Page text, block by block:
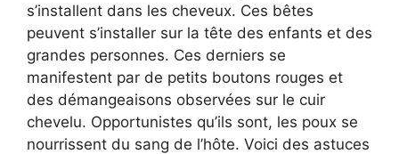
s’installent dans les cheveux. Ces bêtes
peuvent s’installer sur la tête des enfants et des
grandes personnes. Ces derniers se
manifestent par de petits boutons rouges et
des démangeaisons observées sur le cuir
chevelu. Opportunistes qu’ils sont, les poux se
nourrissent du sang de l’hôte. Voici des astuces